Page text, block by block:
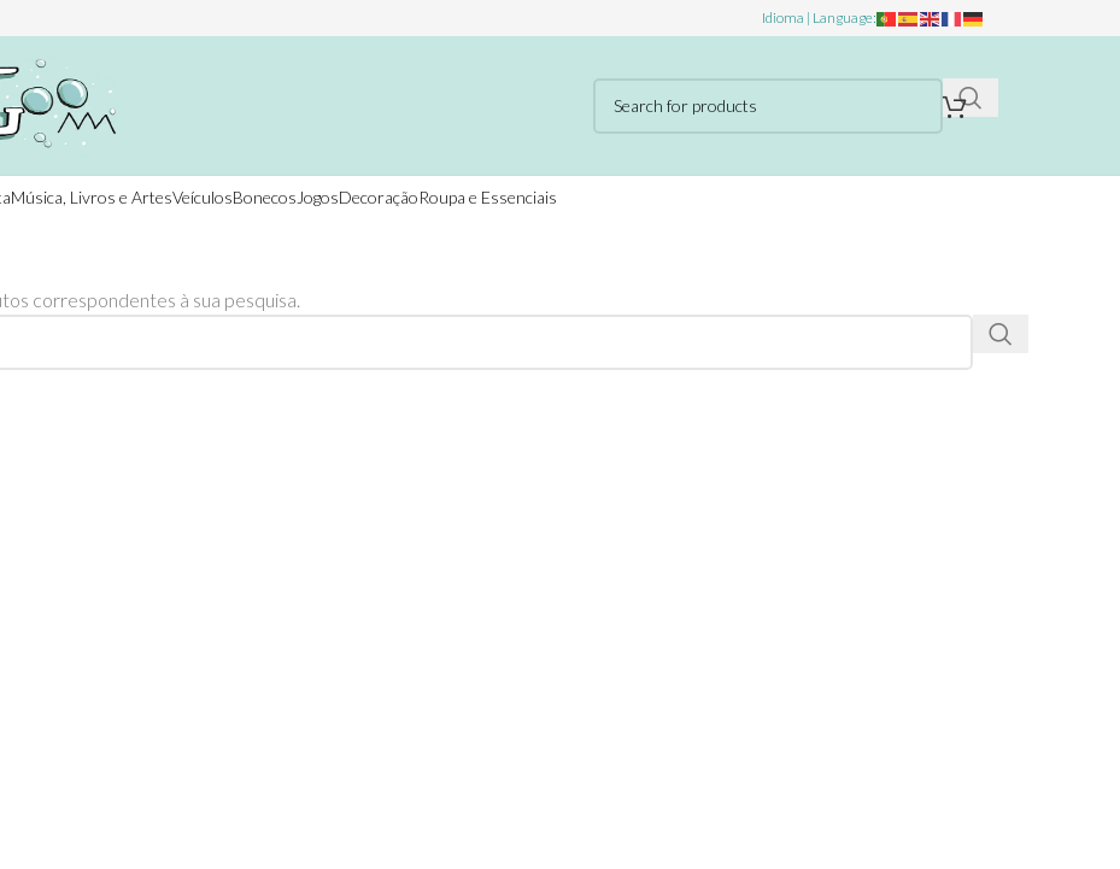
Idioma | Language:
Música, Livros e ArtesVeículosBonecos JogosDecoraçãoRoupa e Essenciais
correspondentes à sua pesquisa.